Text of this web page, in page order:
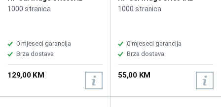
No.932XL Black
1000 stranica
0 mjeseci garancija
Brza dostava
129,00 KM
No.933XL Cyan
1000 stranica
0 mjeseci garancija
Brza dostava
55,00 KM